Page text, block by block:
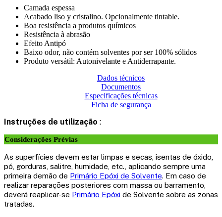
Camada espessa
Acabado liso y cristalino. Opcionalmente tintable.
Boa resistência a produtos químicos
Resistência à abrasão
Efeito Antipó
Baixo odor, não contém solventes por ser 100% sólidos
Produto versátil: Autonivelante e Antiderrapante.
Dados técnicos
Documentos
Especificações técnicas
Ficha de segurança
Instruções de utilização :
Considerações Prévias
As superfícies devem estar limpas e secas, isentas de óxido,
pó, gorduras, salitre, humidade, etc., aplicando sempre uma
primeira demão de Primário Epóxi de Solvente. Em caso de
realizar reparações posteriores com massa ou barramento,
deverá reaplicar-se Primário Epóxi de Solvente sobre as zonas
tratadas.